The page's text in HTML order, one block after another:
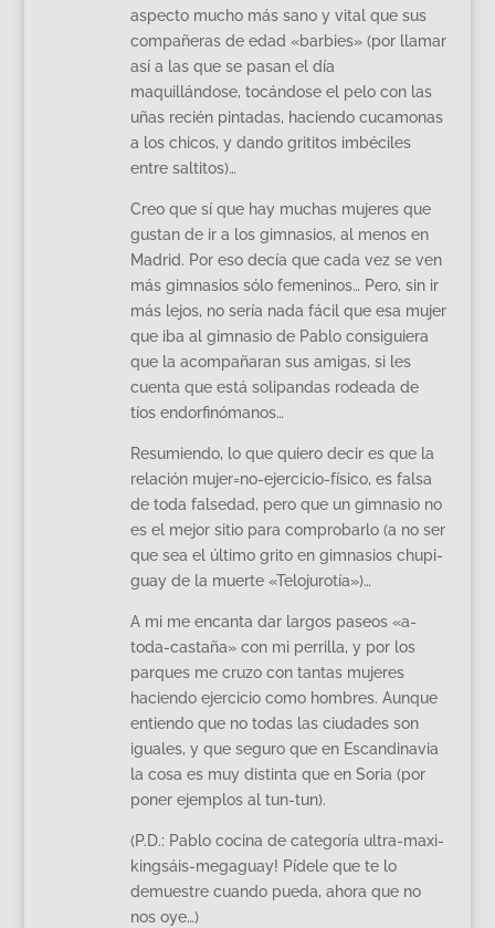
aspecto mucho más sano y vital que sus
compañeras de edad «barbies» (por llamar
así a las que se pasan el día
maquillándose, tocándose el pelo con las
uñas recién pintadas, haciendo cucamonas
a los chicos, y dando grititos imbéciles
entre saltitos)…
Creo que sí que hay muchas mujeres que
gustan de ir a los gimnasios, al menos en
Madrid. Por eso decía que cada vez se ven
más gimnasios sólo femeninos… Pero, sin ir
más lejos, no sería nada fácil que esa mujer
que iba al gimnasio de Pablo consiguiera
que la acompañaran sus amigas, si les
cuenta que está solipandas rodeada de
tíos endorfinómanos…
Resumiendo, lo que quiero decir es que la
relación mujer=no-ejercicio-físico, es falsa
de toda falsedad, pero que un gimnasio no
es el mejor sitio para comprobarlo (a no ser
que sea el último grito en gimnasios chupi-
guay de la muerte «Telojurotía»)…
A mi me encanta dar largos paseos «a-
toda-castaña» con mi perrilla, y por los
parques me cruzo con tantas mujeres
haciendo ejercicio como hombres. Aunque
entiendo que no todas las ciudades son
iguales, y que seguro que en Escandinavia
la cosa es muy distinta que en Soria (por
poner ejemplos al tun-tun).
(P.D.: Pablo cocina de categoría ultra-maxi-
kingsáis-megaguay! Pídele que te lo
demuestre cuando pueda, ahora que no
nos oye…)